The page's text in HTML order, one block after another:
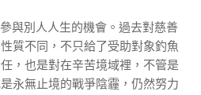
與別人人生的機會。過去對慈善
質不同，不只給了受助對象釣魚
，也是對在辛苦境域裡，不管是
永無止境的戰爭陰霾，仍然努力